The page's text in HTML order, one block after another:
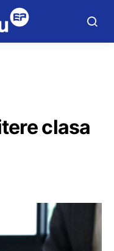
clasa